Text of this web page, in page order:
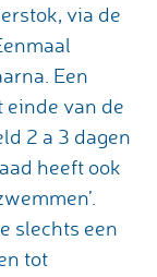
via de
Een
einde van de
2 a 3 dagen
heeft ook
slechts een
tot